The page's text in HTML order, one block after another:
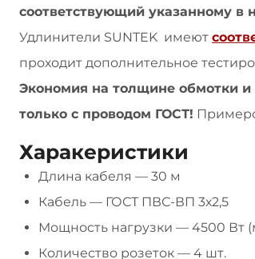
соответствующий указанному в
Удлинители SUNTEK имеют
проходит дополнительное
Экономия на толщине обмотки
только с проводом ГОСТ!
Харакеристики
Длина кабеля — 30 м
Кабель — ГОСТ ПВС-ВП 3х2,5
Мощность нагрузки — 4500 Вт
Количество розеток — 4 шт.